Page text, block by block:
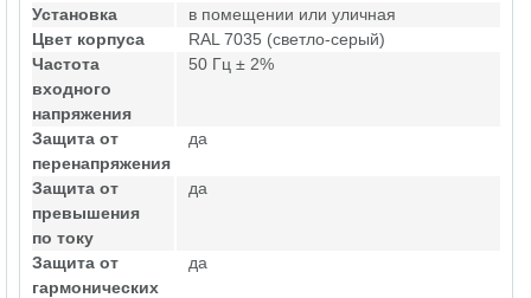
Установка
в помещении или уличная
Цвет корпуса
RAL 7035 (светло-серый)
Частота
входного
напряжения
50 Гц ± 2%
Защита от
перенапряжения
да
Защита от
превышения
по току
да
Защита от
гармонических
да